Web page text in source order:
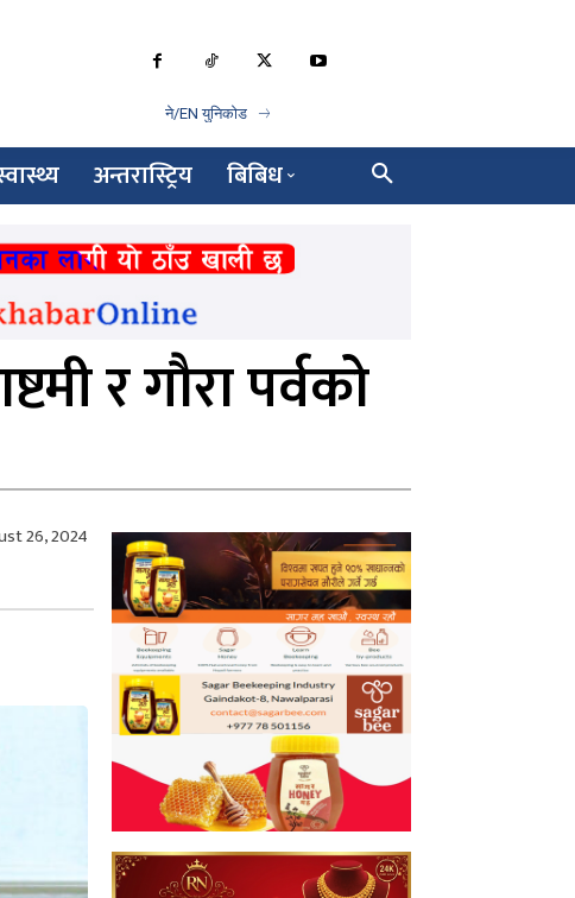
ने/EN युनिकोड
अन्तरास्ट्रिय बिबिध
र गौरा पर्वको
26, 2024